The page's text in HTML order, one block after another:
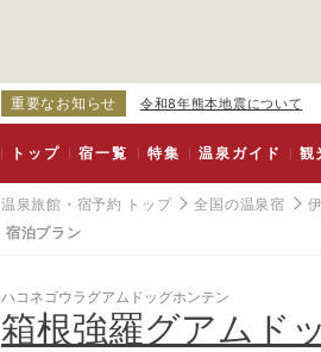
重要なお知らせ 令和8年熊本地震について
トップ 宿一覧 特集 温泉ガイド 観
温泉旅館・宿予約 トップ 全国の温泉宿
宿泊プラン
ハコネゴウラグアムドッグホンテン
箱根強羅グアムド